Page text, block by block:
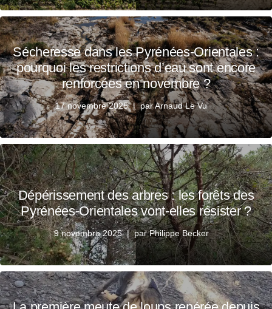
Sécheresse dans les Pyrénées-Orientales :
pourquoi les restrictions d’eau sont encore
renforcées en novembre ?
17 novembre 2025 parArnaud Le Vu
Dépérissement des arbres : les forêts des
Pyrénées-Orientales vont-elles résister ?
9 novembre 2025 parPhilippe Becker